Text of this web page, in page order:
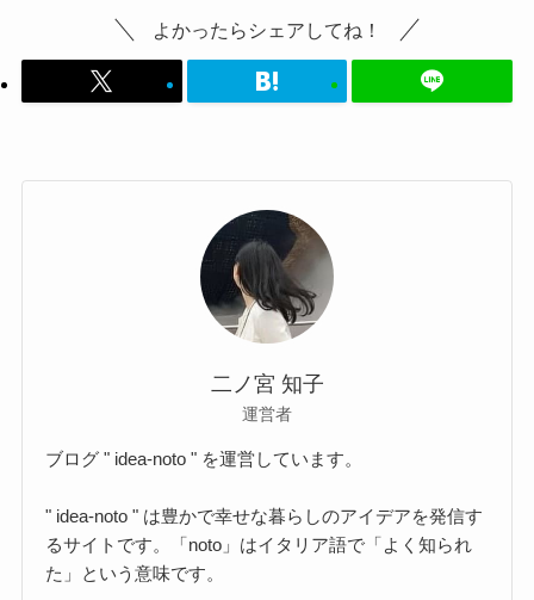
よかったらシェアしてね！
二ノ宮 知子
運営者
ブログ " idea-noto " を運営しています。
" idea-noto " は豊かで幸せな暮らしのアイデアを発信す
るサイトです。「noto」はイタリア語で「よく知られ
た」という意味です。